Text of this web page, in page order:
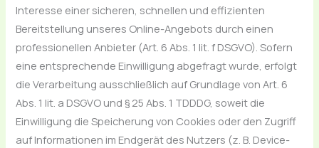
Interesse einer sicheren, schnellen und effizienten
Bereitstellung unseres Online-Angebots durch einen
professionellen Anbieter (Art. 6 Abs. 1 lit. f DSGVO). Sofern
eine entsprechende Einwilligung abgefragt wurde, erfolgt
die Verarbeitung ausschließlich auf Grundlage von Art. 6
Abs. 1 lit. a DSGVO und § 25 Abs. 1 TDDDG, soweit die
Einwilligung die Speicherung von Cookies oder den Zugriff
auf Informationen im Endgerät des Nutzers (z. B. Device-